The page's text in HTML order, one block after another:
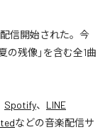
信開始された。今
の残像」を含む全1曲
Spotify、 LINE
などの音楽配信サ